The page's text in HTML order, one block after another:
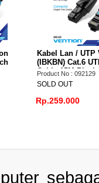
Rp.259.000
Kabel Lan / UTP
(IBKBN) Cat.6
Cable 15M Black
Product No : 092129
SOLD OUT